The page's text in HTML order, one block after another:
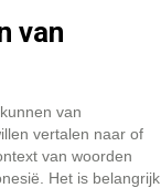
van
van
vertalen naar of
van woorden
Het is belangrijk